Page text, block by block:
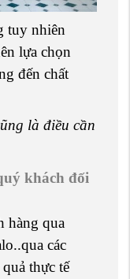
tuy nhiên
lựa chọn
đến chất
là điều cần
khách đối
hàng qua
các
thực tế